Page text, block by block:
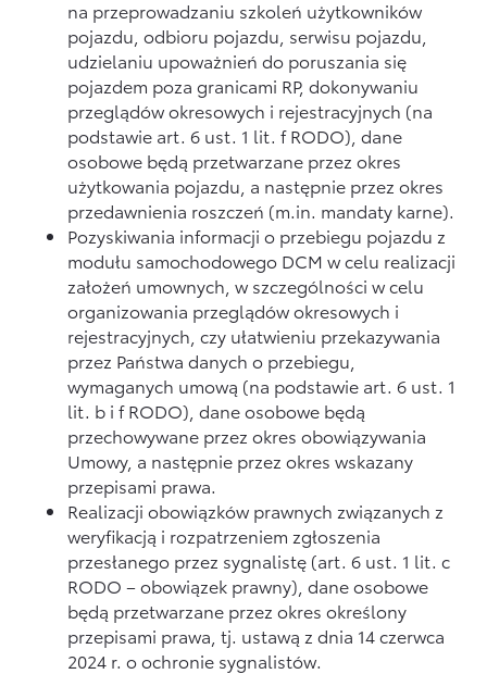
na przeprowadzaniu szkoleń użytkowników
pojazdu, odbioru pojazdu, serwisu pojazdu,
udzielaniu upoważnień do poruszania się
pojazdem poza granicami RP, dokonywaniu
przeglądów okresowych i rejestracyjnych (na
podstawie art. 6 ust. 1 lit. f RODO), dane
osobowe będą przetwarzane przez okres
użytkowania pojazdu, a następnie przez okres
przedawnienia roszczeń (m.in. mandaty karne).
Pozyskiwania informacji o przebiegu pojazdu z
modułu samochodowego DCM w celu realizacji
założeń umownych, w szczególności w celu
organizowania przeglądów okresowych i
rejestracyjnych, czy ułatwieniu przekazywania
przez Państwa danych o przebiegu,
wymaganych umową (na podstawie art. 6 ust. 1
lit. b i f RODO), dane osobowe będą
przechowywane przez okres obowiązywania
Umowy, a następnie przez okres wskazany
przepisami prawa.
Realizacji obowiązków prawnych związanych z
weryfikacją i rozpatrzeniem zgłoszenia
przesłanego przez sygnalistę (art. 6 ust. 1 lit. c
RODO – obowiązek prawny), dane osobowe
będą przetwarzane przez okres określony
przepisami prawa, tj. ustawą z dnia 14 czerwca
2024 r. o ochronie sygnalistów.